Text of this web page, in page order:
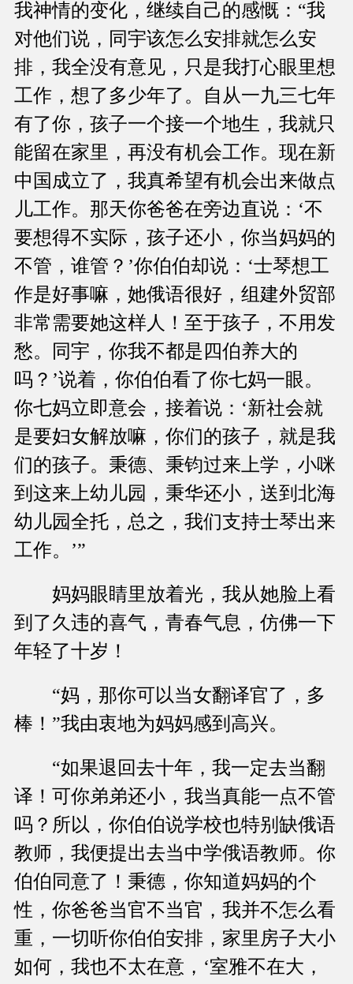
我神情的变化，继续自己的感慨：“我
对他们说，同宇该怎么安排就怎么安
排，我全没有意见，只是我打心眼里想
工作，想了多少年了。自从一九三七年
有了你，孩子一个接一个地生，我就只
能留在家里，再没有机会工作。现在新
中国成立了，我真希望有机会出来做点
儿工作。那天你爸爸在旁边直说：‘不
要想得不实际，孩子还小，你当妈妈的
不管，谁管？’你伯伯却说：‘士琴想工
作是好事嘛，她俄语很好，组建外贸部
非常需要她这样人！至于孩子，不用发
愁。同宇，你我不都是四伯养大的
吗？’说着，你伯伯看了你七妈一眼。
你七妈立即意会，接着说：‘新社会就
是要妇女解放嘛，你们的孩子，就是我
们的孩子。秉德、秉钧过来上学，小咪
到这来上幼儿园，秉华还小，送到北海
幼儿园全托，总之，我们支持士琴出来
工作。’”
妈妈眼睛里放着光，我从她脸上看
到了久违的喜气，青春气息，仿佛一下
年轻了十岁！
“妈，那你可以当女翻译官了，多
棒！”我由衷地为妈妈感到高兴。
“如果退回去十年，我一定去当翻
译！可你弟弟还小，我当真能一点不管
吗？所以，你伯伯说学校也特别缺俄语
教师，我便提出去当中学俄语教师。你
伯伯同意了！秉德，你知道妈妈的个
性，你爸爸当官不当官，我并不怎么看
重，一切听你伯伯安排，家里房子大小
如何，我也不太在意，‘室雅不在大，